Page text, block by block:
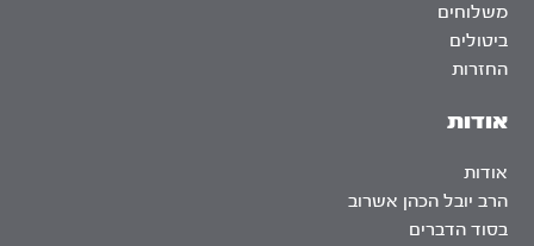
אודות
אודות
הרב יובל הכהן אשרוב
בסוד הדברים
משלוחים
ביטולים
החזרות